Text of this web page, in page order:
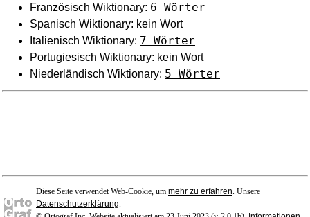
Französisch Wiktionary: 6 Wörter
Spanisch Wiktionary: kein Wort
Italienisch Wiktionary: 7 Wörter
Portugiesisch Wiktionary: kein Wort
Niederländisch Wiktionary: 5 Wörter
Diese Seite verwendet Web-Cookie, um mehr zu erfahren. Unsere
Datenschutzerklärung.